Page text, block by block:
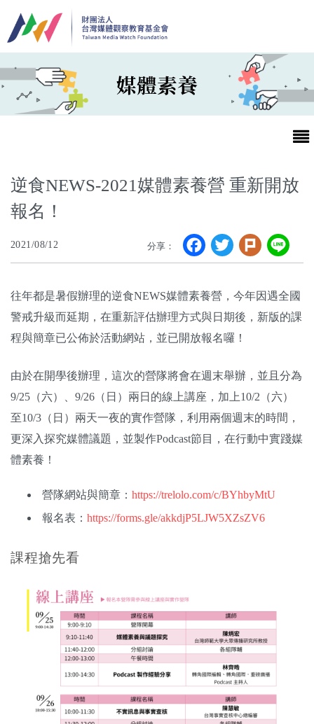
媒體素養
第25屆台灣兒童及少年優質節目活動官網
最新消息
優質兒少
申訴
捐款支持
逆食NEWS-2021媒體素養營 重新開放
報名！
2021/08/12 分享： Facebook
Twitter
Plurk
往年都是暑假辦理的逆食NEWS媒體素養營，今年因遇全國
警戒升級而延期，在重新評估辦理方式與日期後，新版的課
程與簡章已公佈於活動網站，並已開放報名囉！
由於在開學後辦理，這次的營隊將會在週末舉辦，並且分為
9/25（六）、9/26（日）兩日的線上講座，加上10/2（六）
至10/3（日）兩天一夜的實作營隊，利用兩個週末的時間，
更深入探究媒體議題，並製作Podcast節目，在行動中實踐媒
體素養！
營隊網站與簡章： https://trelolo.com/c/BYhbyMtU
報名表： https://forms.gle/akkdjP5LJW5XZsZV6
課程搶先看